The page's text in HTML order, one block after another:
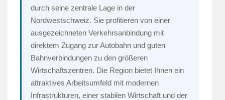
durch seine zentrale Lage in der
Nordwestschweiz. Sie profitieren von einer
ausgezeichneten Verkehrsanbindung mit
direktem Zugang zur Autobahn und guten
Bahnverbindungen zu den größeren
Wirtschaftszentren. Die Region bietet Ihnen ein
attraktives Arbeitsumfeld mit modernen
Infrastrukturen, einer stabilen Wirtschaft und der